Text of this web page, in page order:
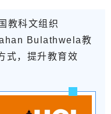
教科文组织
Bulathwela教
式，提升教育效